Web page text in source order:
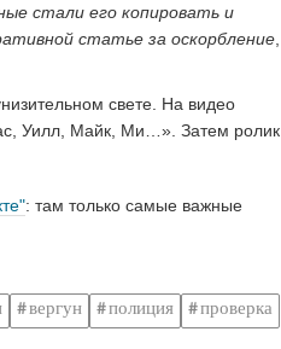
стали его копировать и
статье за оскорбление,
свете. На видео
Уилл, Майк, Ми…». Затем ролик
: там только самые важные
вергун полиция проверка